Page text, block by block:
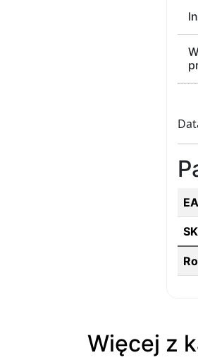
Więcej z